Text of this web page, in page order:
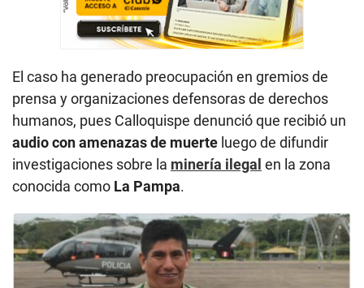
El caso ha generado preocupación en gremios de
prensa y organizaciones defensoras de derechos
humanos, pues Calloquispe denunció que recibió un
audio con amenazas de muerte luego de difundir
investigaciones sobre la minería ilegal en la zona
conocida como La Pampa.